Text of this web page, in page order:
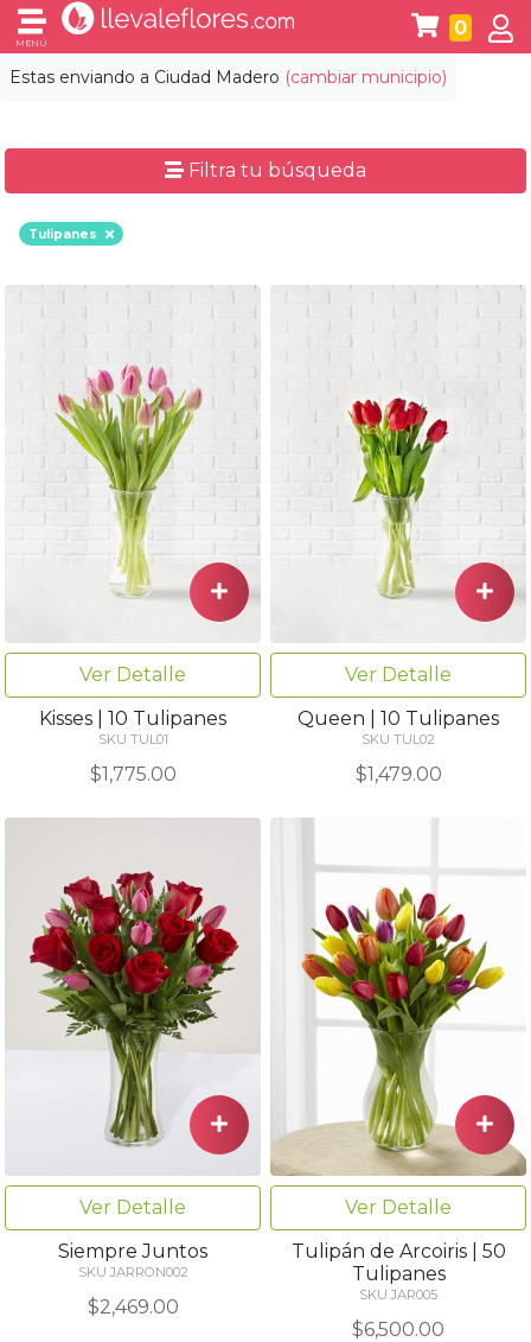
Estas enviando a Ciudad Madero (cambiar municipio)
MENÚ
0
Filtra tu búsqueda
Tulipanes
Ver Detalle
Kisses | 10 Tulipanes
SKU TUL01
$1,775.00
Ver Detalle
Queen | 10 Tulipanes
SKU TUL02
$1,479.00
Ver Detalle
Siempre Juntos
SKU JARRON002
$2,469.00
Ver Detalle
Tulipán de Arcoiris | 50
Tulipanes
SKU JAR005
$6,500.00